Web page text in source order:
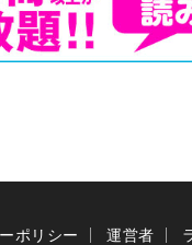
ポリシー 運営者